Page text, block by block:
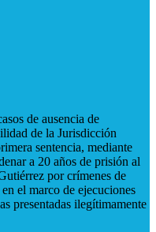
de ausencia de
de la Jurisdicción
sentencia, mediante
a 20 años de prisión al
por crímenes de
el marco de ejecuciones
presentadas ilegítimamente